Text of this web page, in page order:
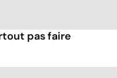
pas faire